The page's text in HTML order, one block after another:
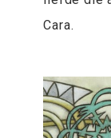
Cara.